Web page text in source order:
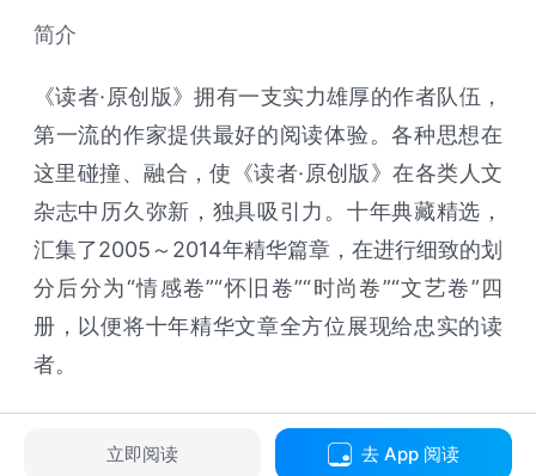
简介
《读者·原创版》拥有一支实力雄厚的作者队伍，
第一流的作家提供最好的阅读体验。各种思想在
这里碰撞、融合，使《读者·原创版》在各类人文
杂志中历久弥新，独具吸引力。十年典藏精选，
汇集了2005～2014年精华篇章，在进行细致的划
分后分为“情感卷”“怀旧卷”“时尚卷”“文艺卷”四
册，以便将十年精华文章全方位展现给忠实的读
者。
立即阅读 去 App 阅读